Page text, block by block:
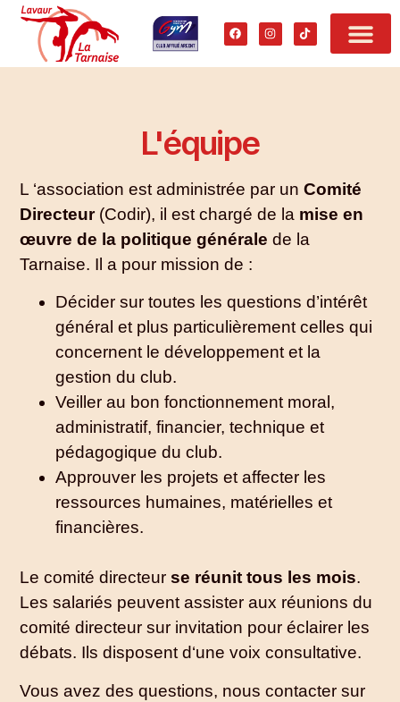
L'équipe
L ‘association est administrée par unComité
Directeur (Codir), ilest chargé de la mise en
œuvre de la politique générale de la
Tarnaise. Il a pour mission de :
Décider sur toutes les questions d’intérêt
général et plus particulièrement celles qui
concernent le développement et la
gestion du club.
Veiller au bon fonctionnement moral,
administratif, financier, technique et
pédagogique du club.
Approuver les projets et affecter les
ressources humaines, matérielles et
financières.
Le comité directeurse réunit tous les mois.
Les salariés peuvent assister aux réunions du
comité directeur sur invitation pour éclairer les
débats. Ils disposent d‘une voix consultative.
Vous avez des questions, nous contacter sur